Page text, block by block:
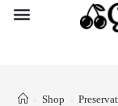
> Shop >